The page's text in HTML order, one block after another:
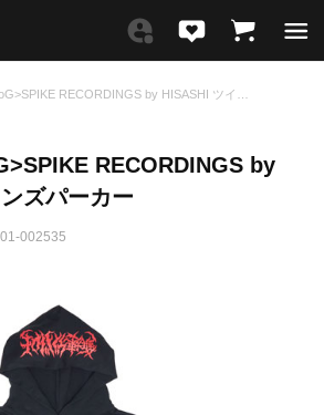
RECORDINGS by
ズパーカー
002535